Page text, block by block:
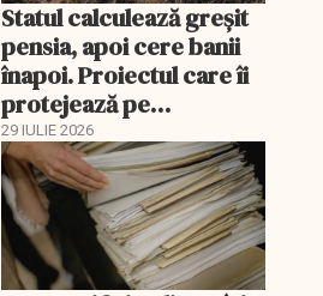
Statul calculează greșit
pensia, apoi cere banii
înapoi. Proiectul care îi
protejează pe
pensionarii militari
29 IULIE 2026